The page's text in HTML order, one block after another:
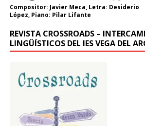
Compositor: Javier Meca, Letra: Desiderio
López, Piano: Pilar Lifante
REVISTA CROSSROADS –
LINGÜÍSTICOS DEL IES VEGA DEL